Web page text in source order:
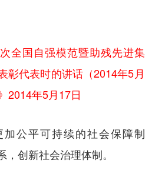
全国自强模范暨助残先进集
彰代表时的讲话（2014年5月
2014年5月17日
公平可持续的社会保障制
创新社会治理体制。